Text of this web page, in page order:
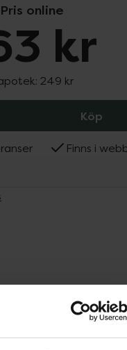
Pris online
kr
249 kr
Köp
Finns i